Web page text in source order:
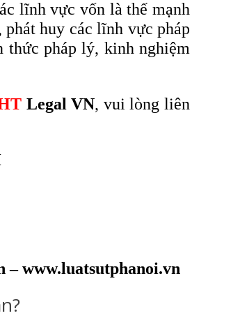
lĩnh vực vốn là thế mạnh
huy các lĩnh vực pháp
thức pháp lý, kinh nghiệm
Legal VN, vui lòng liên
– www.luatsutphanoi.vn